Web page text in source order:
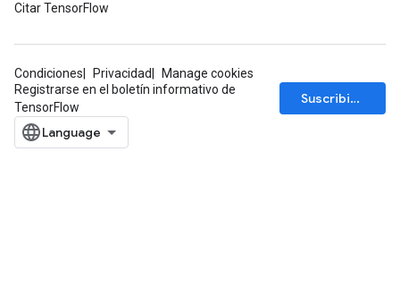
Citar TensorFlow
Condiciones Privacidad
Manage cookies
Registrarse en el boletín informativo de
TensorFlow
Suscribirse